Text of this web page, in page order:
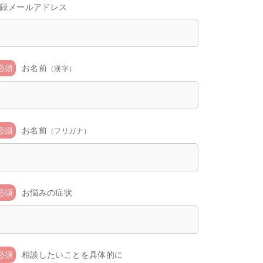
メールアドレス
須 お名前 （漢字）
須 お名前 （フリガナ）
須 お悩みの症状
須 相談したいことを具体的に